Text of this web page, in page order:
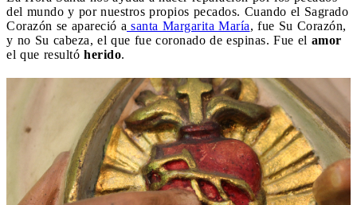
del mundo y por nuestros propios pecados. Cuando el Sagrado
Corazón se apareció a santa Margarita María, fue Su Corazón,
y no Su cabeza, el que fue coronado de espinas. Fue el amor
el que resultó herido.